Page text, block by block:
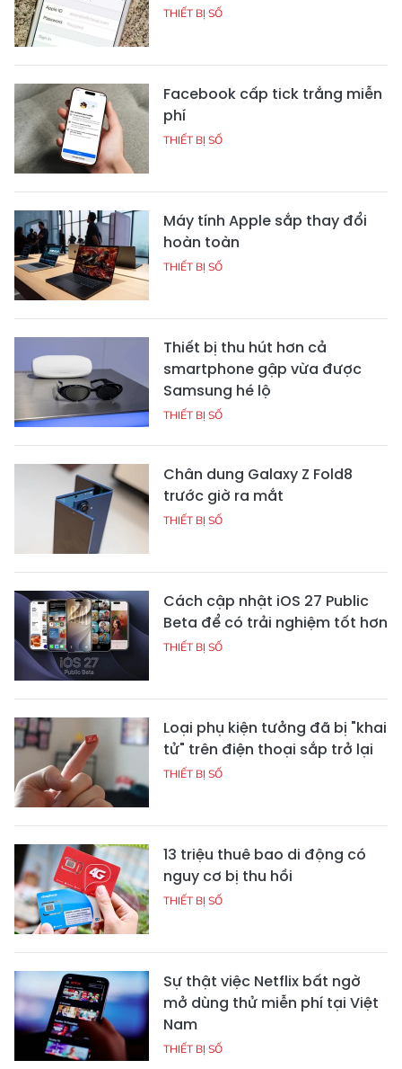
THIẾT BỊ SỐ
Facebook cấp tick trắng miễn
phí
THIẾT BỊ SỐ
Máy tính Apple sắp thay đổi
hoàn toàn
THIẾT BỊ SỐ
Thiết bị thu hút hơn cả
smartphone gập vừa được
Samsung hé lộ
THIẾT BỊ SỐ
Chân dung Galaxy Z Fold8
trước giờ ra mắt
THIẾT BỊ SỐ
Cách cập nhật iOS 27 Public
Beta để có trải nghiệm tốt hơn
THIẾT BỊ SỐ
Loại phụ kiện tưởng đã bị "khai
tử" trên điện thoại sắp trở lại
THIẾT BỊ SỐ
13 triệu thuê bao di động có
nguy cơ bị thu hồi
THIẾT BỊ SỐ
Sự thật việc Netflix bất ngờ
mở dùng thử miễn phí tại Việt
Nam
THIẾT BỊ SỐ